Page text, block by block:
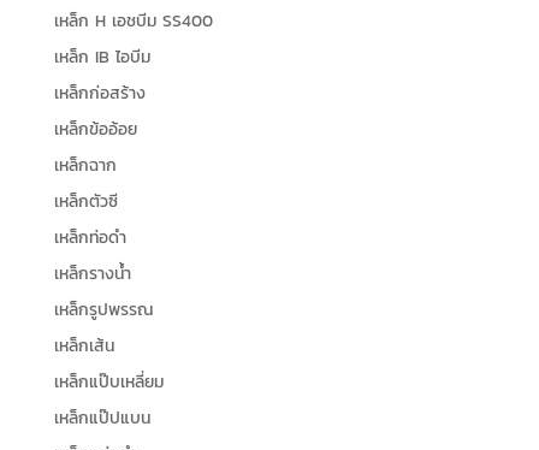
เหล็ก H เอชบีม SS400
เหล็ก IB ไอบีม
เหล็กก่อสร้าง
เหล็กข้ออ้อย
เหล็กฉาก
เหล็กตัวซี
เหล็กท่อดำ
เหล็กรางน้ำ
เหล็กรูปพรรณ
เหล็กเส้น
เหล็กแป๊บเหลี่ยม
เหล็กแป๊ปแบน